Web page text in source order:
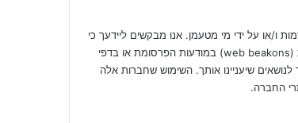
או על ידי מי מטעמן. אנו מבקשים ליידעך כי
לצורך ניהול הפרסומות, חברות אלה מציבות cookiesבמחשבך ומשבצות משוואות רשת (web beakons) במודעות הפרסומת או בדפי
שיעניינו אותך. השימוש שחברות אלה